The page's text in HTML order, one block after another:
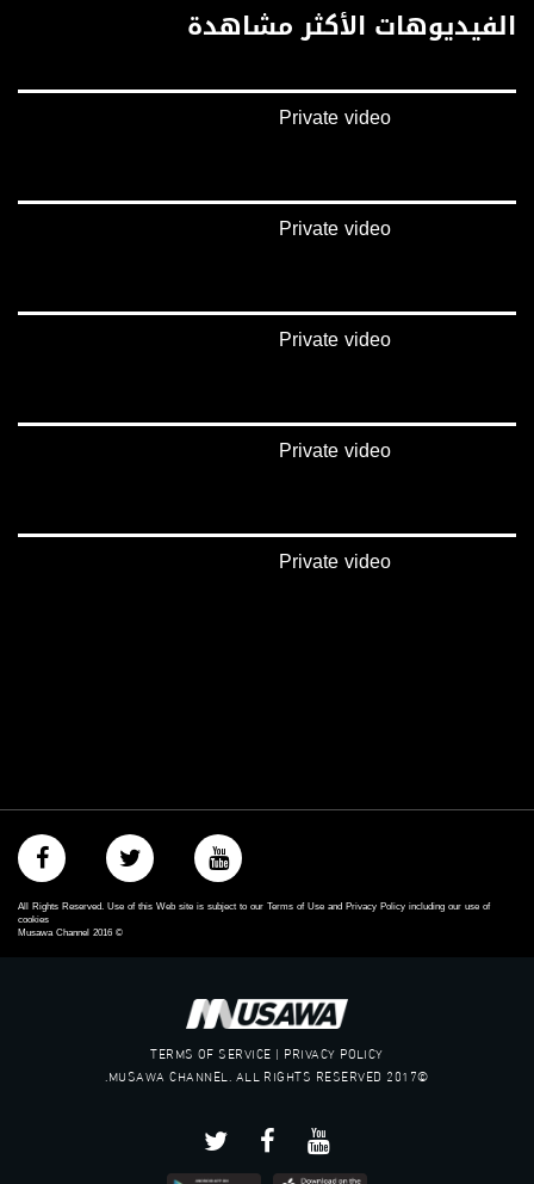
الفيديوهات الأكثر مشاهدة
Private video
Private video
Private video
Private video
Private video
All Rights Reserved. Use of this Web site is subject to our Terms of Use and Privacy Policy including our use of
cookies
©
2016
TERMS OF SERVICE | PRIVACY POLICY
©2017 MUSAWA CHANNEL. ALL RIGHTS RESERVED.